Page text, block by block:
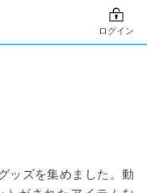
ログイン
ッズを集めました。動